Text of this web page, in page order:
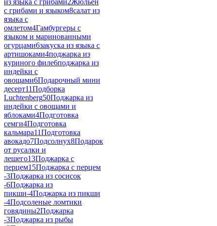
из языка с грибами2Жюльен
с грибами и языком8салат из
языка с
омлетом4Гамбургеры с
языком и маринованными
огурцами6закуска из языка с
артишоками4поджарка из
куриного филе6поджарка из
индейки с
овощами6Подарочный мини
десерт11Подборка
Luchtenberg50Поджарка из
индейки с овощами и
яблоками4Подготовка
семги4Подготовка
кальмара11Подготовка
авокадо7Подсолнух8Подарок
от русалки и
лешего13Поджарка с
перцем15Поджарка с перцем
-3Поджарка из сосисок
-6Поджарка из
пикши-4Поджарка из пикши
-4Подсоленые ломтики
говядины2Поджарка
-3Поджарка из рыбы